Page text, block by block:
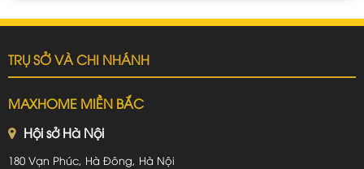
TRỤ SỞ VÀ CHI NHÁNH
MAXHOME MIỀN BẮC
Hội sở Hà Nội
180 Vạn Phúc, Hà Đông, Hà Nội